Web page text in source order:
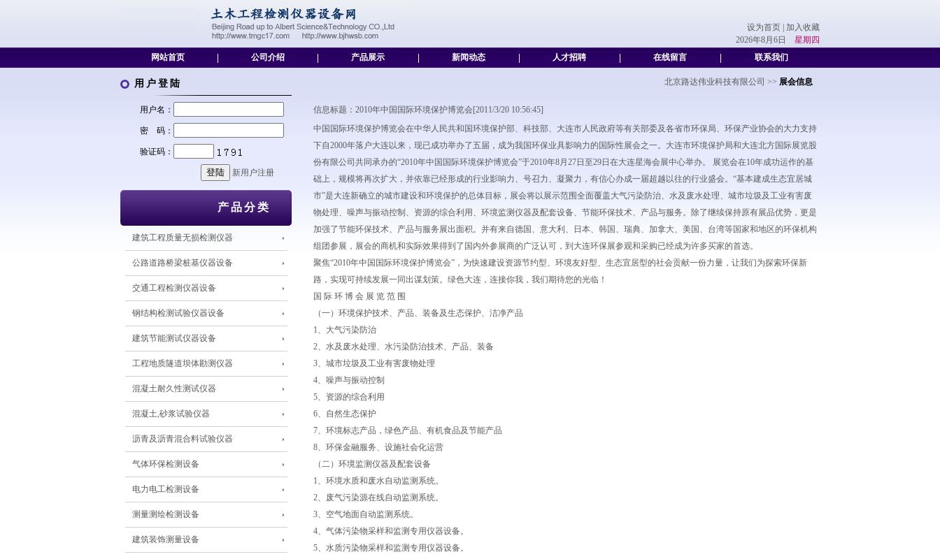
设为首页
加入收藏
2026年8月6日 星期四
网站首页
公司介绍 产品展示 新闻动态 人才招聘 在线留言 联系我们
用户登陆
用户名：
密 码：
验证码：
新用户注册
产品分类
建筑工程质量无损检测仪器
公路道路桥梁桩基仪器设备
交通工程检测仪器设备
钢结构检测试验仪器设备
建筑节能测试仪器设备
工程地质隧道坝体勘测仪器
混凝土耐久性测试仪器
混凝土,砂浆试验仪器
沥青及沥青混合料试验仪器
气体环保检测设备
电力电工检测设备
测量测绘检测设备
建筑装饰测量设备
北京路达伟业科技有限公司 >> 展会信息
信息标题：2010年中国国际环境保护博览会[2011/3/20 10:56:45]
中国国际环境保护博览会在中华人民共和国环境保护部、科技部、大连市人民政府等有关部委及各省市环保局、环保产业协会的大力支持
下自2000年落户大连以来，现已成功举办了五届，成为我国环保业具影响力的国际性展会之一。大连市环境保护局和大连北方国际展览股
份有限公司共同承办的“2010年中国国际环境保护博览会”于2010年8月27日至29日在大连星海会展中心举办。 展览会在10年成功运作的基
础上，规模将再次扩大，并依靠已经形成的行业影响力、号召力、凝聚力，有信心办成一届超越以往的行业盛会。“基本建成生态宜居城
市”是大连新确立的城市建设和环境保护的总体目标，展会将以展示范围全面覆盖大气污染防治、水及废水处理、城市垃圾及工业有害废
物处理、噪声与振动控制、资源的综合利用、环境监测仪器及配套设备、节能环保技术、产品与服务。除了继续保持原有展品优势，更是
加强了节能环保技术、产品与服务展出面积。并有来自德国、意大利、日本、韩国、瑞典、加拿大、美国、台湾等国家和地区的环保机构
组团参展，展会的商机和实际效果得到了国内外参展商的广泛认可，到大连环保展参观和采购已经成为许多买家的首选。
聚焦“2010年中国国际环境保护博览会”，为快速建设资源节约型、环境友好型、生态宜居型的社会贡献一份力量，让我们为探索环保新
路，实现可持续发展一同出谋划策。绿色大连，连接你我，我们期待您的光临！
国 际 环 博 会 展 览 范 围
（一）环境保护技术、产品、装备及生态保护、洁净产品
1、大气污染防治
2、水及废水处理、水污染防治技术、产品、装备
3、城市垃圾及工业有害废物处理
4、噪声与振动控制
5、资源的综合利用
6、自然生态保护
7、环境标志产品，绿色产品、有机食品及节能产品
8、环保金融服务、设施社会化运营
（二）环境监测仪器及配套设备
1、环境水质和废水自动监测系统。
2、废气污染源在线自动监测系统。
3、空气地面自动监测系统。
4、气体污染物采样和监测专用仪器设备。
5、水质污染物采样和监测专用仪器设备。